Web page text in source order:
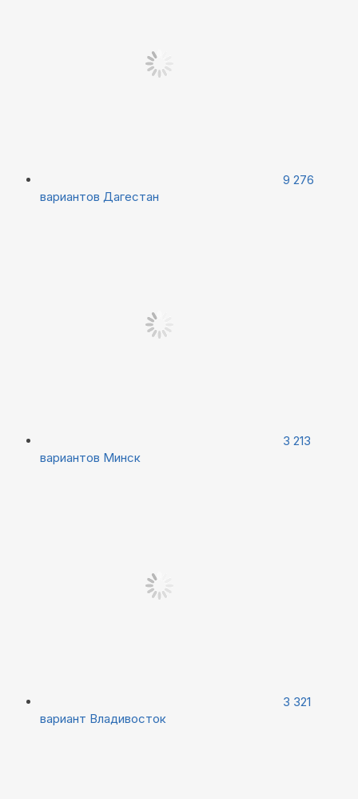
9 276
вариантов Дагестан
3 213
вариантов Минск
3 321
вариант Владивосток